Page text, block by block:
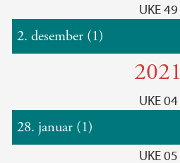
UKE 49
2. desember (1)
2021
UKE 04
28. januar (1)
UKE 05